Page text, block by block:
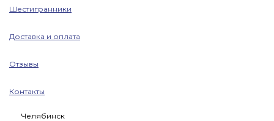
Шестигранники
Доставка и оплата
Отзывы
Контакты
Челябинск